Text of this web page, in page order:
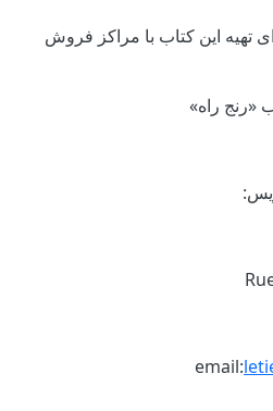
تهیه این کتاب با مراکز فروش
«رنج راه»
:
email: